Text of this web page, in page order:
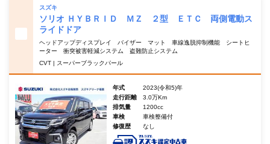
スズキ
ソリオ ＨＹＢＲＩＤ ＭＺ ２型 ＥＴＣ 両側電動ス
ライドドア
ヘッドアップディスプレイ バイザー マット 車線逸脱抑制機能 シートヒ
ーター 衝突被害軽減システム 盗難防止システム
CVT | スーパーブラックパール
年式
2023(令和5)年
走行距離
3.0万Km
排気量
1200cc
車検
車検整備付
修復歴
なし